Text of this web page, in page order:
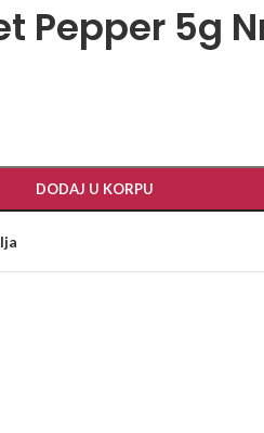
Pepper 5g
DODAJ U KORPU